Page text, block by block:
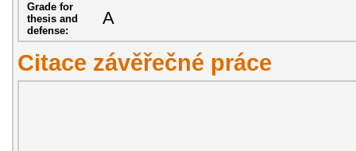
Grade for
thesis and
defense:
A
Citace závěřečné práce